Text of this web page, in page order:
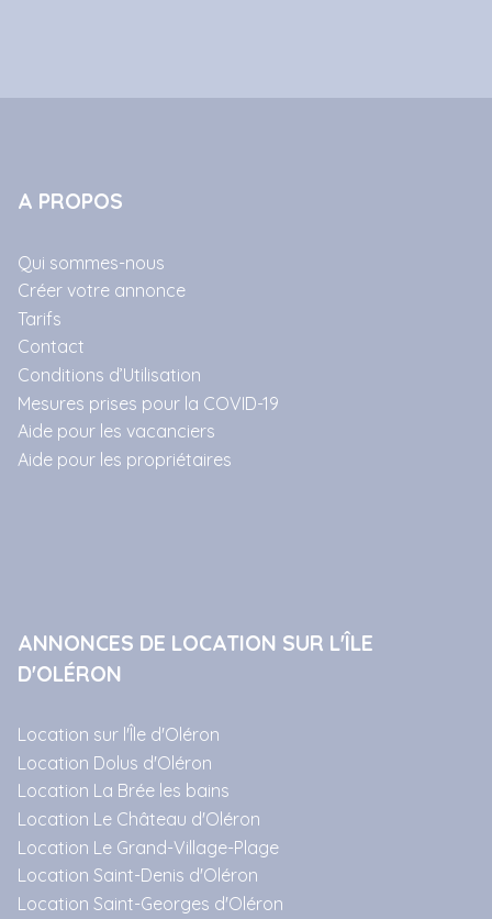
A PROPOS
Qui sommes-nous
Créer votre annonce
Tarifs
Contact
Conditions d’Utilisation
Mesures prises pour la COVID-19
Aide pour les vacanciers
Aide pour les propriétaires
ANNONCES DE LOCATION SUR L'ÎLE
D'OLÉRON
Location sur l'Île d'Oléron
Location Dolus d'Oléron
Location La Brée les bains
Location Le Château d'Oléron
Location Le Grand-Village-Plage
Location Saint-Denis d'Oléron
Location Saint-Georges d'Oléron